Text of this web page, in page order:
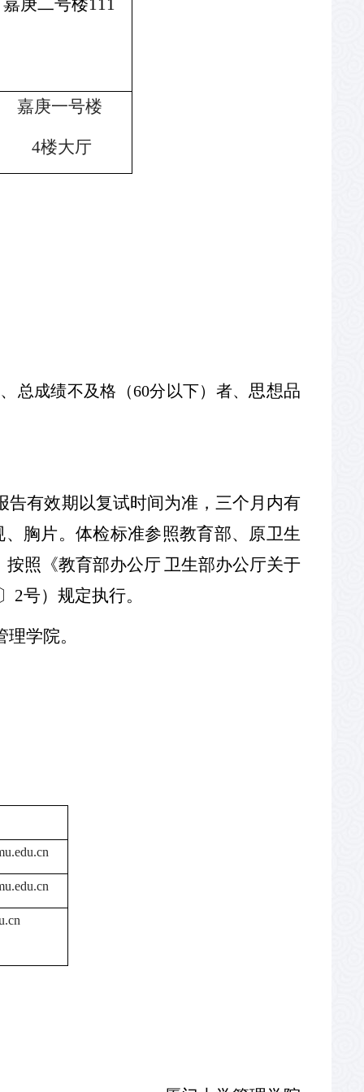
嘉庚二号楼111
嘉庚一号楼
4楼大厅
总成绩不及格（60分以下）者、 思想品
有效期以复试时间为准，三个月内有
胸片。体检标准参照教育部、原卫生
按照《教育部办公厅卫生部办公厅关于
2号）规定执行。
理学院。